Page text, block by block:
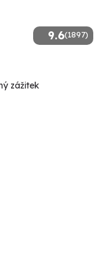
9.6(1897)
zážitek